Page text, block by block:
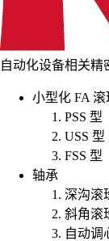
自动化设备相关精
小型化 FA
PSS 型
USS 型
FSS 型
轴承
深沟滚
斜角滚
自动调